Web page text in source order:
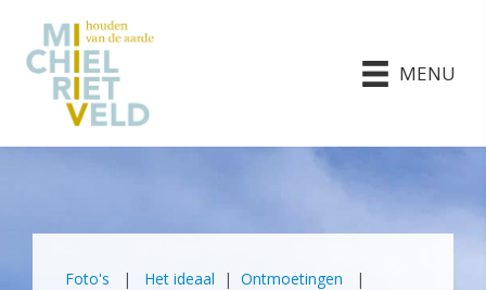
MENU
Foto's | Het ideaal | Ontmoetingen |